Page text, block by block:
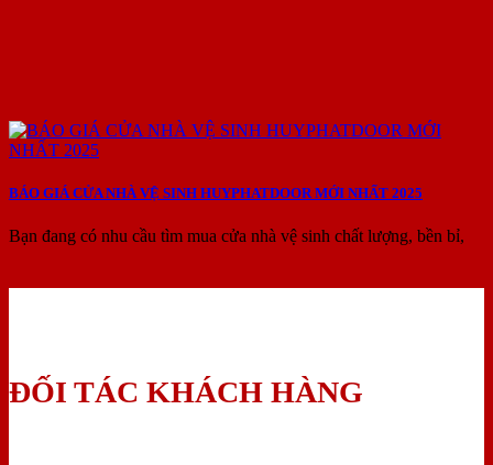
BÁO GIÁ CỬA NHÀ VỆ SINH HUYPHATDOOR MỚI NHẤT 2025
Bạn đang có nhu cầu tìm mua cửa nhà vệ sinh chất lượng, bền bỉ,
ĐỐI TÁC KHÁCH HÀNG